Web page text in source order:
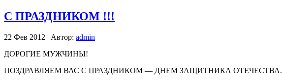
С ПРАЗДНИКОМ !!!
22 Фев 2012 | Автор: admin
ДОРОГИЕ МУЖЧИНЫ!
ПОЗДРАВЛЯЕМ ВАС С ПРАЗДНИКОМ — ДНЕМ ЗАЩИТНИКА ОТЕЧЕСТВА.